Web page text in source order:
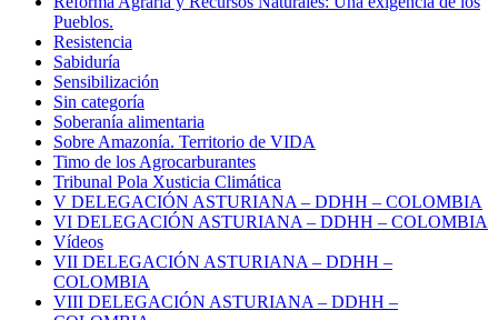
Pueblos.
Resistencia
Sabiduría
Sensibilización
Sin categoría
Soberanía alimentaria
Sobre Amazonía. Territorio de VIDA
Timo de los Agrocarburantes
Tribunal Pola Xusticia Climática
V DELEGACIÓN ASTURIANA – DDHH – COLOMBIA
VI DELEGACIÓN ASTURIANA – DDHH – COLOMBIA
Vídeos
VII DELEGACIÓN ASTURIANA – DDHH –
COLOMBIA
VIII DELEGACIÓN ASTURIANA – DDHH –